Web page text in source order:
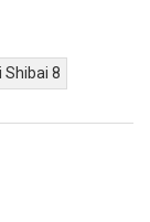
Shibai 8